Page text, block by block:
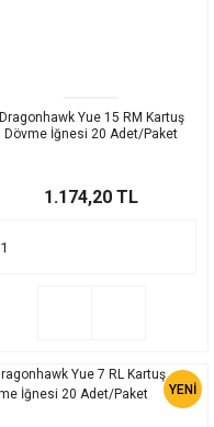
Dragonhawk Yue 15 RM Kartuş
Dövme İğnesi 20 Adet/Paket
1.174,20 TL
YENİ